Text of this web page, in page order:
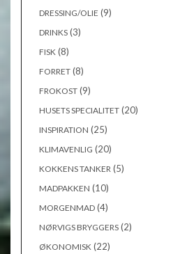
DRESSING/OLIE (9)
DRINKS (3)
FISK (8)
FORRET (8)
FROKOST (9)
HUSETS SPECIALITET (20)
INSPIRATION (25)
KLIMAVENLIG (20)
KOKKENS TANKER (5)
MADPAKKEN (10)
MORGENMAD (4)
NØRVIGS BRYGGERS (2)
ØKONOMISK (22)